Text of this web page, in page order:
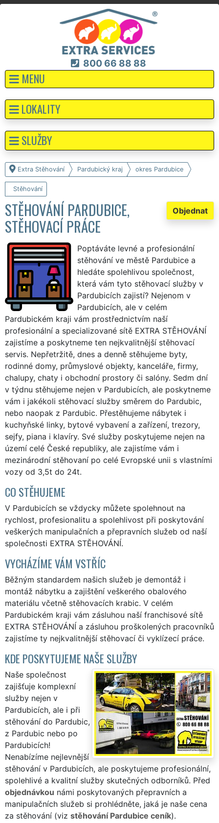
800 66 88 88
MENU
Extra Stěhování Pardubický kraj okres Pardubice
Stěhování
Objednat
STĚHOVÁNÍ PARDUBICE,
STĚHOVACÍ PRÁCE
Poptáváte levné a profesionální
stěhování ve městě Pardubice a
hledáte spolehlivou společnost,
která vám tyto stěhovací služby v
Pardubicích zajistí? Nejenom v
Pardubicích, ale v celém
Pardubickém kraji vám prostřednictvím naší
profesionální a specializované sítě EXTRA STĚHOVÁNÍ
zajistíme a poskytneme ten nejkvalitnější stěhovací
servis. Nepřetržitě, dnes a denně stěhujeme byty,
rodinné domy, průmyslové objekty, kanceláře, firmy,
chalupy, chaty i obchodní prostory či salóny. Sedm dní
v týdnu stěhujeme nejen v Pardubicích, ale poskytneme
vám i jakékoli stěhovací služby směrem do Pardubic,
nebo naopak z Pardubic. Přestěhujeme nábytek i
kuchyňské linky, bytové vybavení a zařízení, trezory,
sejfy, piana i klavíry. Své služby poskytujeme nejen na
území celé České republiky, ale zajistíme vám i
mezinárodní stěhovaní po celé Evropské unii s vlastními
vozy od 3,5t do 24t.
CO STĚHUJEME
V Pardubicích se vždycky můžete spolehnout na
rychlost, profesionalitu a spolehlivost při poskytování
veškerých manipulačních a přepravních služeb od naší
společnosti EXTRA STĚHOVÁNÍ.
VYCHÁZÍME VÁM VSTŘÍC
Běžným standardem našich služeb je demontáž i
montáž nábytku a zajištění veškerého obalového
materiálu včetně stěhovacích krabic. V celém
Pardubickém kraji vám zásluhou naší franchisové sítě
EXTRA STĚHOVÁNÍ a zásluhou proškolených pracovníků
zajistíme ty nejkvalitnější stěhovací či vyklízecí práce.
KDE POSKYTUJEME NAŠE SLUŽBY
Naše společnost
zajišťuje komplexní
služby nejen v
Pardubicích, ale i při
stěhování do Pardubic,
z Pardubic nebo po
Pardubicích!
Nenabízíme nejlevnější
stěhování v Pardubicích, ale poskytujeme profesionální,
spolehlivé a kvalitní služby skutečných odborníků. Před
objednávkou námi poskytovaných přepravních a
manipulačních služeb si prohlédněte, jaká je naše cena
za stěhování (viz stěhování Pardubice ceník).
LOKALITY
SLUŽBY